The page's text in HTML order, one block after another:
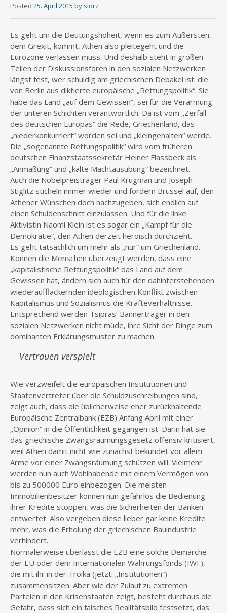
Posted 25. April 2015 by slorz
Es geht um die Deutungshoheit, wenn es zum Äußersten,
dem Grexit, kommt, Athen also pleitegeht und die
Eurozone verlassen muss. Und deshalb steht in großen
Teilen der Diskussionsforen in den sozialen Netzwerken
längst fest, wer schuldig am griechischen Debakel ist: die
von Berlin aus diktierte europäische „Rettungspolitik“. Sie
habe das Land „auf dem Gewissen“, sei für die Verarmung
der unteren Schichten verantwortlich. Da ist vom „Zerfall
des deutschen Europas“ die Rede, Griechenland, das
„niederkonkurriert“ worden sei und „kleingehalten“ werde.
Die „sogenannte Rettungspolitik“ wird vom früheren
deutschen Finanzstaatssekretär Heiner Flassbeck als
„Anmaßung“ und „kalte Machtausübung“ bezeichnet.
Auch die Nobelpreisträger Paul Krugman und Joseph
Stiglitz sticheln immer wieder und fordern Brüssel auf, den
Athener Wünschen doch nachzugeben, sich endlich auf
einen Schuldenschnitt einzulassen. Und für die linke
Aktivistin Naomi Klein ist es sogar ein „Kampf für die
Demokratie“, den Athen derzeit heroisch durchzieht.
Es geht tatsächlich um mehr als „nur“ um Griechenland.
Können die Menschen überzeugt werden, dass eine
„kapitalistische Rettungspolitik“ das Land auf dem
Gewissen hat, ändern sich auch für den dahinterstehenden
wiederaufflackernden ideologischen Konflikt zwischen
Kapitalismus und Sozialismus die Kräfteverhältnisse.
Entsprechend werden Tsipras‘ Bannerträger in den
sozialen Netzwerken nicht müde, ihre Sicht der Dinge zum
dominanten Erklärungsmuster zu machen.
Vertrauen verspielt
Wie verzweifelt die europäischen Institutionen und
Staatenvertreter über die Schuldzuschreibungen sind,
zeigt auch, dass die üblicherweise eher zurückhaltende
Europäische Zentralbank (EZB) Anfang April mit einer
„Opinion“ in die Öffentlichkeit gegangen ist. Darin hat sie
das griechische Zwangsräumungsgesetz offensiv kritisiert,
weil Athen damit nicht wie zunächst bekundet vor allem
Arme vor einer Zwangsräumung schützen will. Vielmehr
werden nun auch Wohlhabende mit einem Vermögen von
bis zu 500000 Euro einbezogen. Die meisten
Immobilienbesitzer können nun gefahrlos die Bedienung
ihrer Kredite stoppen, was die Sicherheiten der Banken
entwertet. Also vergeben diese lieber gar keine Kredite
mehr, was die Erholung der griechischen Bauindustrie
verhindert.
Normalerweise überlässt die EZB eine solche Demarche
der EU oder dem Internationalen Währungsfonds (IWF),
die mit ihr in der Troika (jetzt: „Institutionen“)
zusammensitzen. Aber wie der Zulauf zu extremen
Parteien in den Krisenstaaten zeigt, besteht durchaus die
Gefahr, dass sich ein falsches Realitätsbild festsetzt, das